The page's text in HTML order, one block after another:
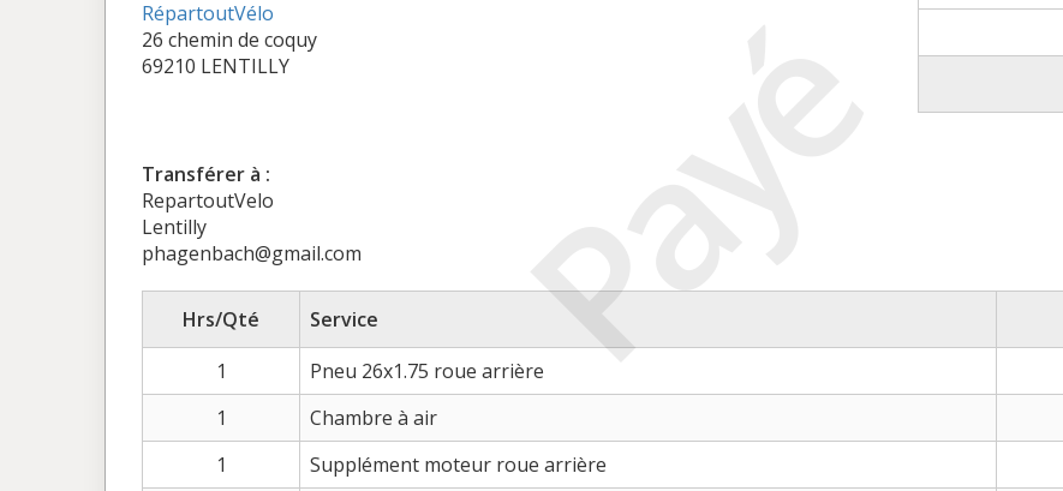
Payé
RépartoutVélo
26 chemin de coquy
69210 LENTILLY
Transférer à :
RepartoutVelo
Lentilly
phagenbach@gmail.com
Hrs/Qté Service
1
Pneu 26x1.75 roue arrière
1
Chambre à air
1
Supplément moteur roue arrière